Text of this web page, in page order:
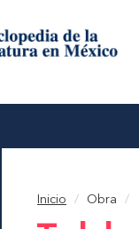
Inicio Obra